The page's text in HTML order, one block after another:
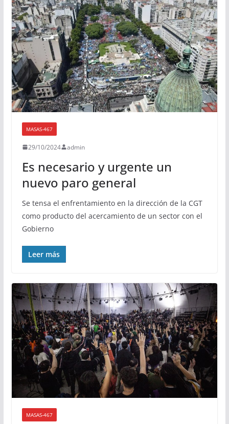
MASAS-467
29/10/2024 admin
Es necesario y urgente un
nuevo paro general
Se tensa el enfrentamiento en la dirección de la CGT
como producto del acercamiento de un sector con el
Gobierno
Leer más
MASAS-467